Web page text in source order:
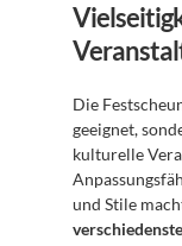
Die
geeignet,
kulturelle
und Stile